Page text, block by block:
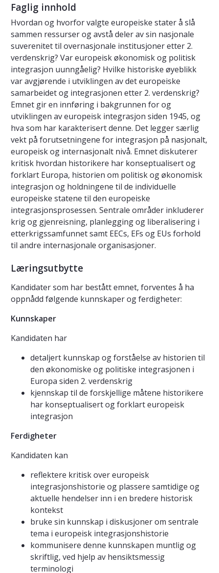
Faglig innhold
Hvordan og hvorfor valgte europeiske stater å slå
sammen ressurser og avstå deler av sin nasjonale
suverenitet til overnasjonale institusjoner etter 2.
verdenskrig? Var europeisk økonomisk og politisk
integrasjon uunngåelig? Hvilke historiske øyeblikk
var avgjørende i utviklingen av det europeiske
samarbeidet og integrasjonen etter 2. verdenskrig?
Emnet gir en innføring i bakgrunnen for og
utviklingen av europeisk integrasjon siden 1945, og
hva som har karakterisert denne. Det legger særlig
vekt på forutsetningene for integrasjon på nasjonalt,
europeisk og internasjonalt nivå. Emnet diskuterer
kritisk hvordan historikere har konseptualisert og
forklart Europa, historien om politisk og økonomisk
integrasjon og holdningene til de individuelle
europeiske statene til den europeiske
integrasjonsprosessen. Sentrale områder inkluderer
krig og gjenreisning, planlegging og liberalisering i
etterkrigssamfunnet samt EECs, EFs og EUs forhold
til andre internasjonale organisasjoner.
Læringsutbytte
Kandidater som har bestått emnet, forventes å ha
oppnådd følgende kunnskaper og ferdigheter:
Kunnskaper
Kandidaten har
detaljert kunnskap og forståelse av historien til
den økonomiske og politiske integrasjonen i
Europa siden 2. verdenskrig
kjennskap til de forskjellige måtene historikere
har konseptualisert og forklart europeisk
integrasjon
Ferdigheter
Kandidaten kan
reflektere kritisk over europeisk
integrasjonshistorie og plassere samtidige og
aktuelle hendelser inn i en bredere historisk
kontekst
bruke sin kunnskap i diskusjoner om sentrale
tema i europeisk integrasjonshistorie
kommunisere denne kunnskapen muntlig og
skriftlig, ved hjelp av hensiktsmessig
terminologi